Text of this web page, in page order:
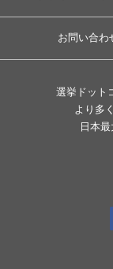
お問い合わ
選挙ドット
より多
日本